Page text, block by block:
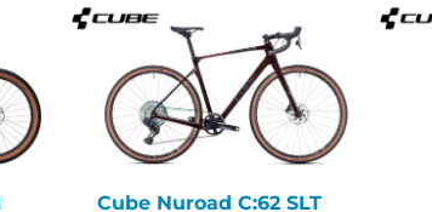
Cube Nuroad C:62 SLT